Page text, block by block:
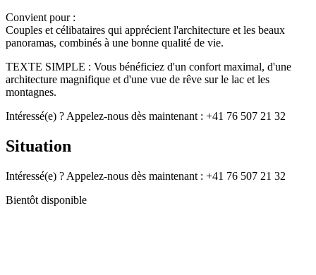
Convient pour :
Couples et célibataires qui apprécient l'architecture et les beaux
panoramas, combinés à une bonne qualité de vie.
TEXTE SIMPLE : Vous bénéficiez d'un confort maximal, d'une
architecture magnifique et d'une vue de rêve sur le lac et les
montagnes.
Intéressé(e) ? Appelez-nous dès maintenant : +41 76 507 21 32
Situation
Intéressé(e) ? Appelez-nous dès maintenant : +41 76 507 21 32
Bientôt disponible